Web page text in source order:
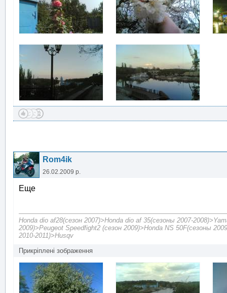
Rom4ik
26.02.2009 р.
Еще
Honda dio af28(сезон 2007)>Honda dio af 35(сезоны 2007-
2009)>Peugeot Speedfight2 (сезон 2009)>Honda NS 50F(сезоны
2010-2011)>Husqv
Прикріплені зображення